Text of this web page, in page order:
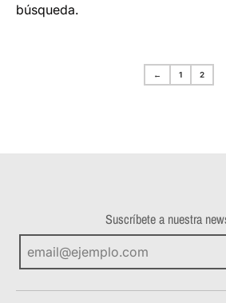
búsqueda.
← 1 2
Suscríbete a nuestra